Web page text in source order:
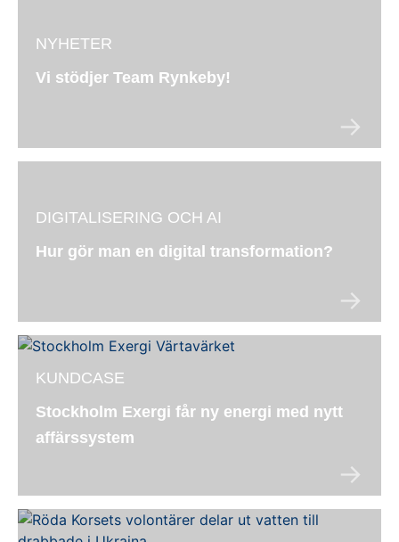
NYHETER
Vi stödjer Team Rynkeby!
DIGITALISERING OCH AI
Hur gör man en digital transformation?
KUNDCASE
Stockholm Exergi får ny energi med nytt
affärssystem